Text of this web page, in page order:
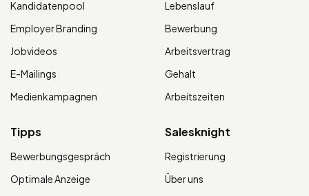
Kandidatenpool
Employer Branding
Jobvideos
E-Mailings
Medienkampagnen
Lebenslauf
Bewerbung
Arbeitsvertrag
Gehalt
Arbeitszeiten
Tipps
Bewerbungsgespräch
Optimale Anzeige
Salesknight
Registrierung
Über uns